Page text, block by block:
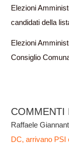
Elezioni
candidati della
Elezioni
Consiglio
COMMENTI
Raffaele
DC, arrivano PSI